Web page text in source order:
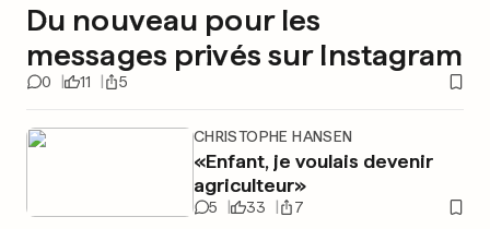
Du nouveau pour les
messages privés sur Instagram
0 11 5
CHRISTOPHE HANSEN
«Enfant, je voulais devenir
agriculteur»
5 33 7